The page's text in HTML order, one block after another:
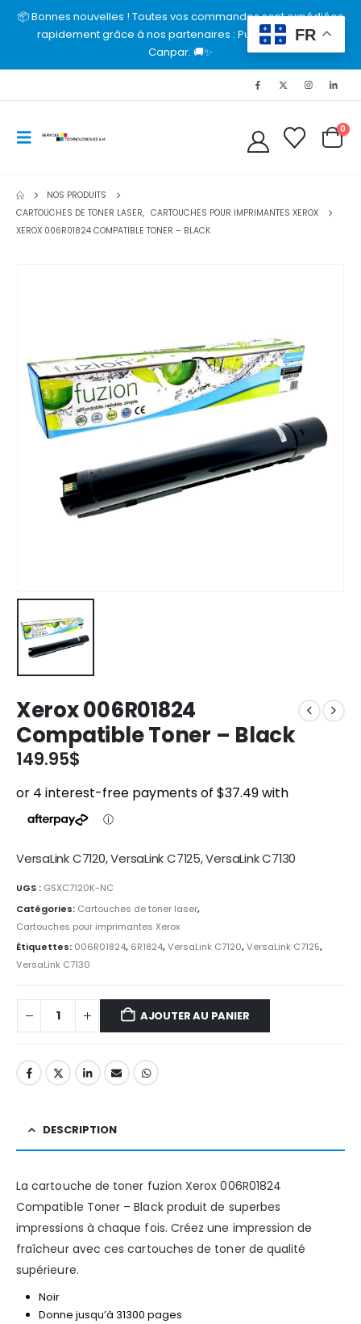
📦 Bonnes nouvelles ! Toutes vos commandes sont expédiées
rapidement grâce à nos partenaires : Purolator, UPS et
Canpar. 🚚✨
0
NOS PRODUITS
CARTOUCHES DE TONER LASER, CARTOUCHES POUR IMPRIMANTES XEROX
XEROX 006R01824 COMPATIBLE TONER – BLACK
Xerox 006R01824
Compatible Toner – Black
149.95$
VersaLink C7120, VersaLink C7125, VersaLink C7130
UGS : GSXC7120K-NC
Catégories: Cartouches de toner laser,
Cartouches pour imprimantes Xerox
Étiquettes: 006R01824, 6R1824,VersaLink C7120,VersaLink C7125,
VersaLink C7130
AJOUTER AU PANIER
DESCRIPTION
La cartouche de toner fuzion Xerox 006R01824
Compatible Toner – Black produit de superbes
impressions à chaque fois. Créez une impression de
fraîcheur avec ces cartouches de toner de qualité
supérieure.
Noir
Donne jusqu’à 31300 pages
FR